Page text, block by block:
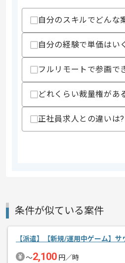
歓迎スキ
・英語を
スキルに
エージェントからのコ
メント
スマホア
技術へ
自分のスキルでどんな
自分の経験で単価はい
フルリモートで参画で
どれくらい裁量権があ
正社員求人との違いは?
条件が似ている案件
【派遣】【新規/運用中ゲーム】
〜2,100 円／時